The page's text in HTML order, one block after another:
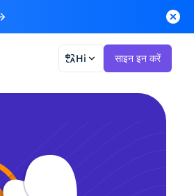
Hi साइन इन करें